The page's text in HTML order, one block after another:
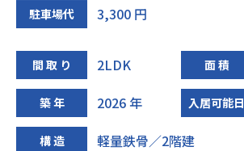
駐車場代 3,300 円
間 取 り 2LDK 面 積
築 年 2026 年 入居可能日
構 造 軽量鉄骨／2階建